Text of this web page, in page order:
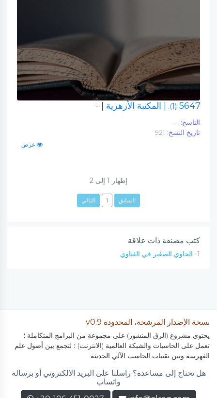
5647
(1). | المكتبة الأزهرية | -
الناسخ: ---
تاريخ النسخ:
عرض
إظهار 1 إلى 2
السابق 1 التالي
كتب مصنفة ذات علاقة
1- الحاوي الصغير في الفتاوي
نسخة الإصدار المرشحة، المحدودة v0.9
يحتوي مشروع (الرق المنشور) على مجموعة من البرامج المتكاملة ؛
تعمل على الحاسبات والشبكة العالمية (الانترنت) ؛ لتجمع بين أصول علم
الفهرسة وبين تقنيات الحاسب الآلي الحديثة.
هل تحتاج إلى مساعدة؟ راسلنا على البريد الالكتروني أو برسالة
واتساب